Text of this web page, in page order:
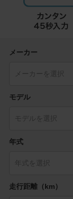
メーカー
モデル
年式
走行距離（km）